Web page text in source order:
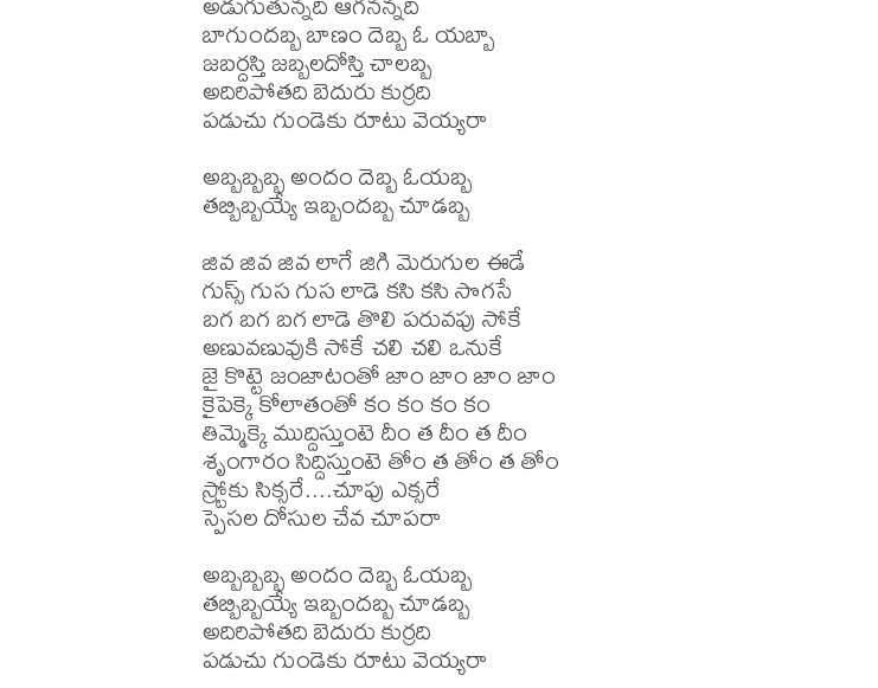
బాగుందబ్బ బాణం దెబ్బ ఓ యబ్బా
జబర్దస్తి జబ్బలదోస్తి చాలబ్బ
అదిరిపోతది బెదురు కుర్రది
పడుచు గుండెకు రూటు వెయ్యరా
అబ్బబ్బబ్బ అందం దెబ్బ ఓయబ్బ
తబ్బిబ్బయ్యే ఇబ్బందబ్బ చూడబ్బ
జివ జివ జివ లాగే జిగి మెరుగుల ఈడే
గుస్స్ గుస గుస లాడె కసి కసి సొగసే
బగ బగ బగ లాడె తొలి పరువపు సోకే
అణువణువుకి సోకే చలి చలి ఒనుకే
జై కొట్టె జంజాటంతో జాం జాం జాం జాం
కైపెక్కె కోలాతంతో కం కం కం కం
తిమ్మెక్కె ముద్దిస్తుంటె దీం త దీం త దీం
శృంగారం సిద్దిస్తుంటె తోం త తోం త తోం
స్ర్టోకు సిక్సరే....చూపు ఎక్సరే
స్పెసల దోసుల చేవ చూపరా
అబ్బబ్బబ్బ అందం దెబ్బ ఓయబ్బ
తబ్బిబ్బయ్యే ఇబ్బందబ్బ చూడబ్బ
అదిరిపోతది బెదురు కుర్రది
పడుచు గుండెకు రూటు వెయ్యరా